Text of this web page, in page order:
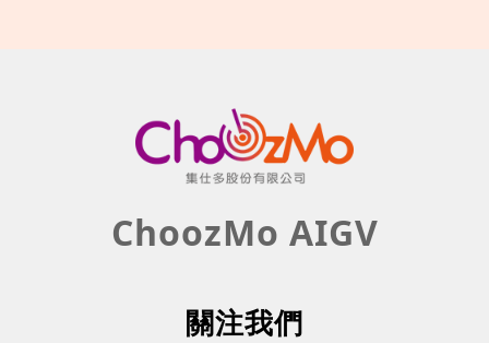
ChoozMo AIGV
關注我們